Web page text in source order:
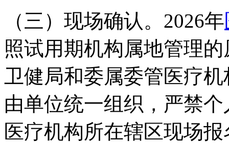
（三）现场确认。2026年
照试用期机构属地管理
卫健局和委属委管医疗
由单位统一组织，严禁
医疗机构所在辖区现场